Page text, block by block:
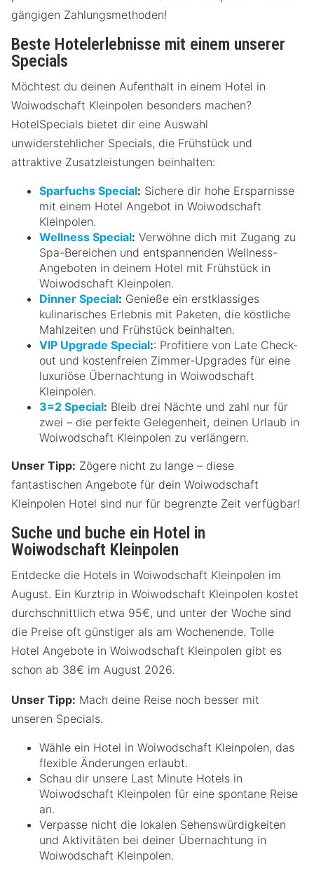
gängigen Zahlungsmethoden!
Beste Hotelerlebnisse mit einem unserer
Specials
Möchtest du deinen Aufenthalt in einem Hotel in
Woiwodschaft Kleinpolen besonders machen?
HotelSpecials bietet dir eine Auswahl
unwiderstehlicher Specials, die Frühstück und
attraktive Zusatzleistungen beinhalten:
Sparfuchs Special: Sichere dir hohe Ersparnisse
mit einem Hotel Angebot in Woiwodschaft
Kleinpolen.
Wellness Special: Verwöhne dich mit Zugang zu
Spa-Bereichen und entspannenden Wellness-
Angeboten in deinem Hotel mit Frühstück in
Woiwodschaft Kleinpolen.
Dinner Special: Genieße ein erstklassiges
kulinarisches Erlebnis mit Paketen, die köstliche
Mahlzeiten und Frühstück beinhalten.
VIP Upgrade Special:: Profitiere von Late Check-
out und kostenfreien Zimmer-Upgrades für eine
luxuriöse Übernachtung in Woiwodschaft
Kleinpolen.
3=2 Special: Bleib drei Nächte und zahl nur für
zwei – die perfekte Gelegenheit, deinen Urlaub in
Woiwodschaft Kleinpolen zu verlängern.
Unser Tipp: Zögere nicht zu lange – diese
fantastischen Angebote für dein Woiwodschaft
Kleinpolen Hotel sind nur für begrenzte Zeit verfügbar!
Suche und buche ein Hotel in
Woiwodschaft Kleinpolen
Entdecke die Hotels in Woiwodschaft Kleinpolen im
August. Ein Kurztrip in Woiwodschaft Kleinpolen kostet
durchschnittlich etwa 95€, und unter der Woche sind
die Preise oft günstiger als am Wochenende. Tolle
Hotel Angebote in Woiwodschaft Kleinpolen gibt es
schon ab 38€ im August 2026.
Unser Tipp: Mach deine Reise noch besser mit
unseren Specials.
Wähle ein Hotel in Woiwodschaft Kleinpolen, das
flexible Änderungen erlaubt.
Schau dir unsere Last Minute Hotels in
Woiwodschaft Kleinpolen für eine spontane Reise
an.
Verpasse nicht die lokalen Sehenswürdigkeiten
und Aktivitäten bei deiner Übernachtung in
Woiwodschaft Kleinpolen.